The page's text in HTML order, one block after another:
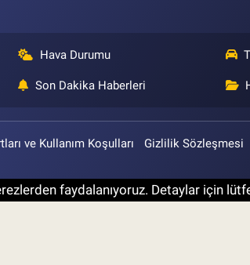
Hava Durumu
Son Dakika Haberleri
ve Kullanım Koşulları Gizlilik Sözleşmesi
faydalanıyoruz. Detaylar için